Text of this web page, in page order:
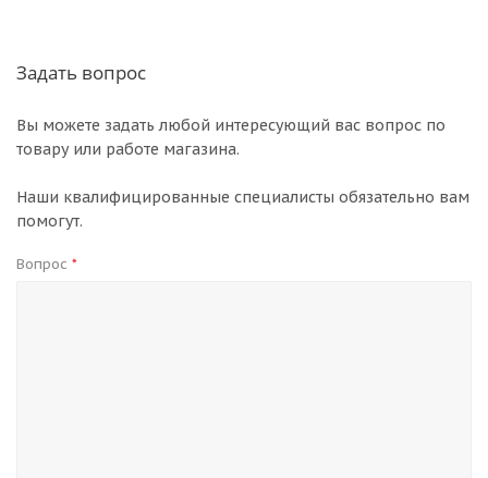
Задать вопрос
Вы можете задать любой интересующий вас вопрос по
товару или работе магазина.
Наши квалифицированные специалисты обязательно вам
помогут.
Вопрос *